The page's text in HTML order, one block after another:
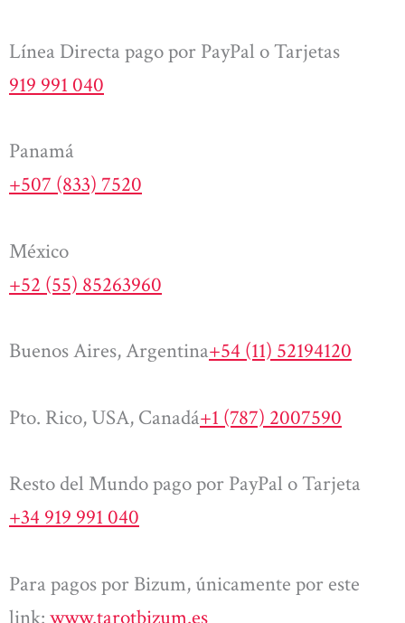
Línea Directa pago por PayPal o Tarjetas
919 991 040
Panamá
+507 (833) 7520
México
+52 (55) 85263960
Buenos Aires, Argentina+54 (11) 52194120
Pto. Rico, USA, Canadá+1 (787) 2007590
Resto del Mundo pago por PayPal o Tarjeta
+34 919 991 040
Para pagos por Bizum, únicamente por este
link: www.tarotbizum.es